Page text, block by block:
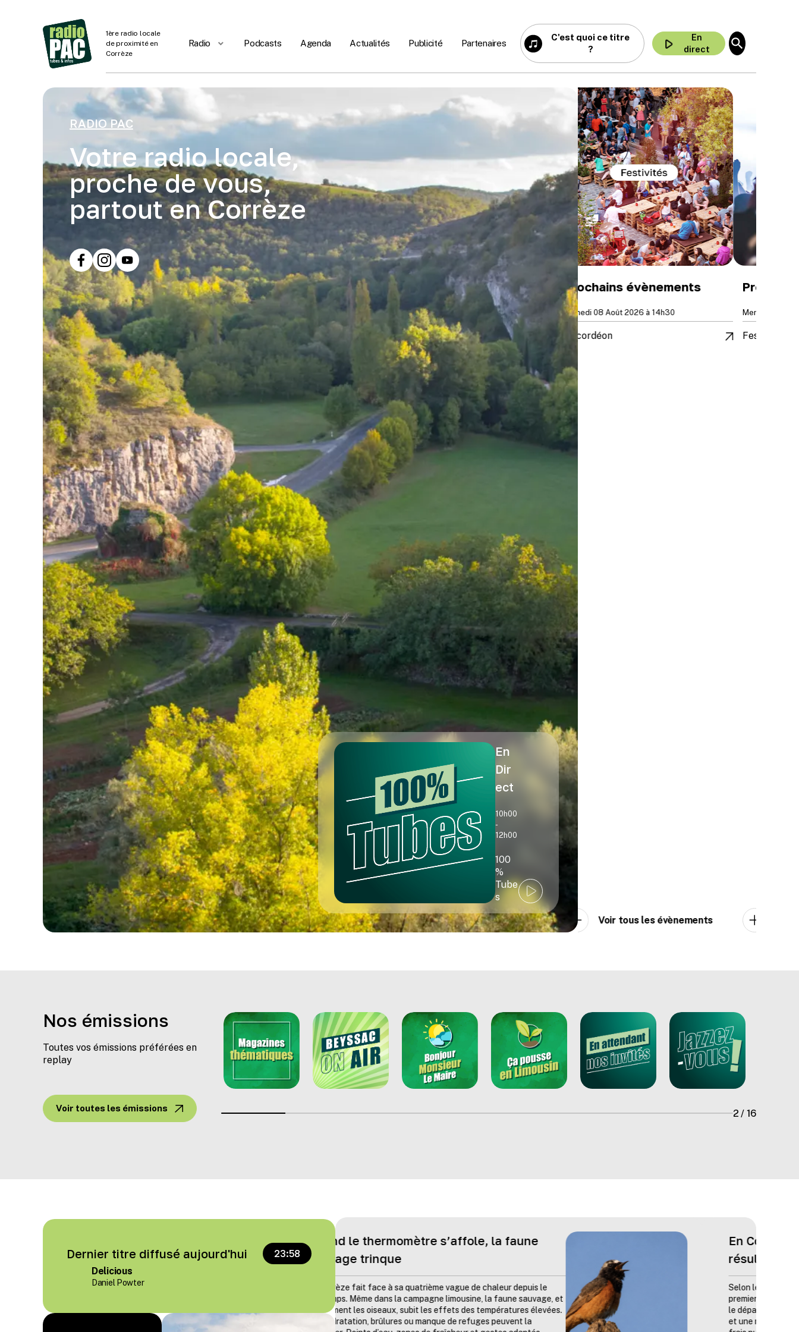
1ère radio locale
de proximité en
Corrèze
Radio Podcasts Agenda Actualités Publicité Partenaires
C'est quoi ce titre
?
play_arrow
En
direct
search
RADIO PAC
Votre radio locale,
proche de vous,
partout en Corrèze
En
Dir
ect
10h00
-
12h00
100
%
Tube
s
Prochains évènements
Mercredi 12 Août 2026 à 00h00
Festival
Voir tous les évènements
Nos émissions
Toutes vos émissions préférées en
replay
Voir toutes les émissions 2 / 16
Dernier titre diffusé aujourd'hui 23:58
Delicious
Daniel Powter
En Corrèze, la canicule a refroidi les
résultats du tourisme
Selon le baromètre de Corrèze Tourisme consacré à juin 2026 et au
premier semestre, la fréquentation touristique a reculé de 4 % dans
le département. Entre un contexte international toujours incertain
et une météo peu favorable, marquée par un début d'avant-saison